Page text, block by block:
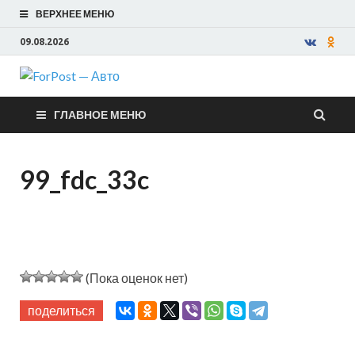
ВЕРХНЕЕ МЕНЮ
09.08.2026
ForPost —
Авто
ГЛАВНОЕ МЕНЮ
99_fdc_33c
(Пока оценок нет)
поделиться